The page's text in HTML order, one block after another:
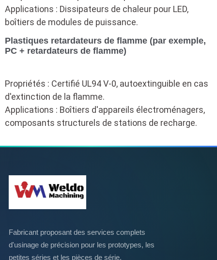
Applications : Dissipateurs de chaleur pour LED,
boîtiers de modules de puissance.
Plastiques retardateurs de flamme (par exemple,
PC + retardateurs de flamme)
Propriétés : Certifié UL94 V-0, autoextinguible en cas
d'extinction de la flamme.
Applications : Boîtiers d'appareils électroménagers,
composants structurels de stations de recharge.
Fabricant proposant des services complets
d'usinage de précision pour les prototypes, les
petites séries et les pièces de série.